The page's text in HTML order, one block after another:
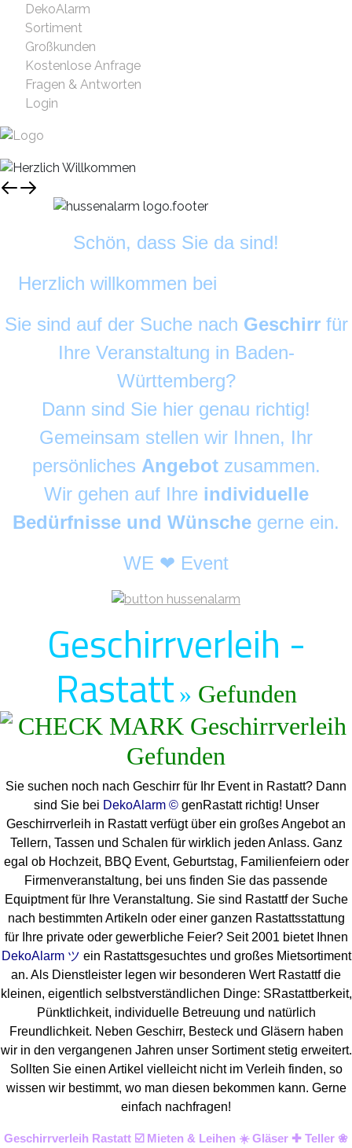
DekoAlarm
Sortiment
Großkunden
Kostenlose Anfrage
Fragen & Antworten
Login
Schön, dass Sie da sind!
Herzlich willkommen bei
Sie sind auf der Suche nach Geschirr für
Ihre Veranstaltung in Baden-
Württemberg?
Dann sind Sie hier genau richtig!
Gemeinsam stellen wir Ihnen, Ihr
persönliches Angebot zusammen.
Wir gehen auf Ihre individuelle
Bedürfnisse und Wünsche gerne ein.
WE ❤ Event
Geschirrverleih -
Rastatt » Gefunden
Sie suchen noch nach Geschirr für Ihr Event in Rastatt? Dann
sind Sie bei DekoAlarm ©genRastatt richtig! Unser
Geschirrverleih in Rastatt verfügt über ein großes Angebot an
Tellern, Tassen und Schalen für wirklich jeden Anlass. Ganz
egal ob Hochzeit, BBQ Event, Geburtstag, Familienfeiern oder
Firmenveranstaltung, bei uns finden Sie das passende
Equiptment für Ihre Veranstaltung. Sie sind Rastattf der Suche
nach bestimmten Artikeln oder einer ganzen Rastattsstattung
für Ihre private oder gewerbliche Feier? Seit 2001 bietet Ihnen
DekoAlarm ツ ein Rastattsgesuchtes und großes Mietsortiment
an. Als Dienstleister legen wir besonderen Wert Rastattf die
kleinen, eigentlich selbstverständlichen Dinge: SRastattberkeit,
Pünktlichkeit, individuelle Betreuung und natürlich
Freundlichkeit. Neben Geschirr, Besteck und Gläsern haben
wir in den vergangenen Jahren unser Sortiment stetig erweitert.
Sollten Sie einen Artikel vielleicht nicht im Verleih finden, so
wissen wir bestimmt, wo man diesen bekommen kann. Gerne
einfach nachfragen!
Geschirrverleih Rastatt ☑️ Mieten & Leihen ☀️ Gläser ✚ Teller ❀